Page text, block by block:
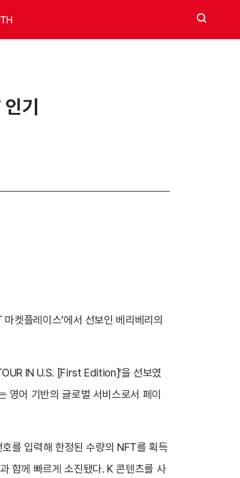
검색
기
켓플레이스’에서 선보인 베리베리의
IN U.S. [First Edition]‘을 선보였
어 기반의 글로벌 서비스로서 페이
를 입력해 한정된 수량의 NFT를 획득
함께 빠르게 소진됐다. K 콘텐츠를 사